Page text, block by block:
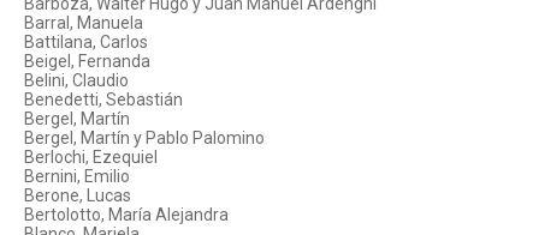
Barral, Manuela
Battilana, Carlos
Beigel, Fernanda
Belini, Claudio
Benedetti, Sebastián
Bergel, Martín
Bergel, Martín y Pablo Palomino
Berlochi, Ezequiel
Bernini, Emilio
Berone, Lucas
Bertolotto, María Alejandra